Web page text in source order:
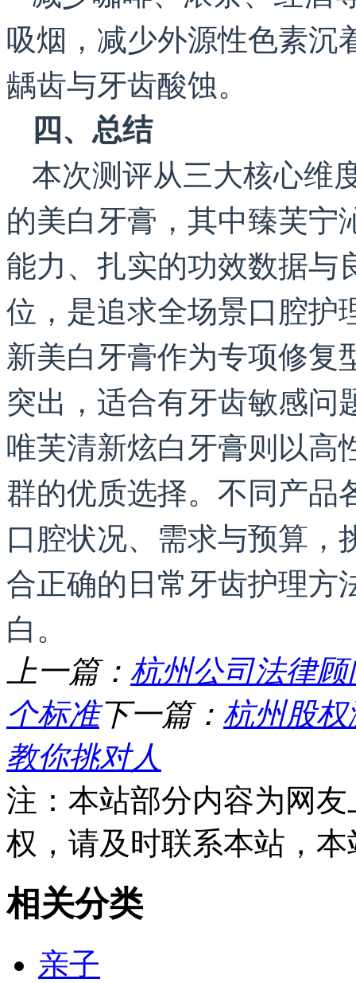
吸烟，减少外源性色素沉
龋齿与牙齿酸蚀。
四、总结
本次测评从三大核心维
的美白牙膏，其中臻芙宁
能力、扎实的功效数据与
位，是追求全场景口腔护
新美白牙膏作为专项修复
突出，适合有牙齿敏感问
唯芙清新炫白牙膏则以高
群的优质选择。不同产品
口腔状况、需求与预算
合正确的日常牙齿护理方
白。
上一篇： 杭州公司法律
个标准下一篇： 杭州股
教你挑对人
注：本站部分内容为网
权，请及时联系本站，
相关分类
亲子